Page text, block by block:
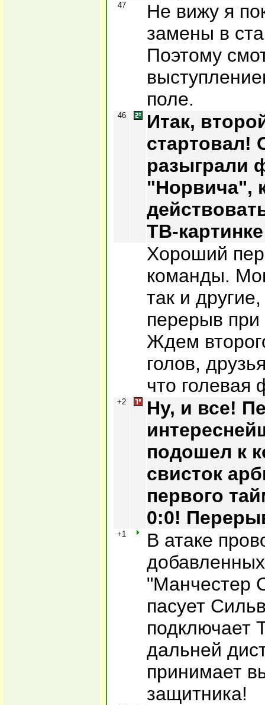
47
Не вижу я
замены в
Поэтому
поле.
46
Итак,
стартовал!
разыграли
"Норвича",
ТВ-
Хороший
команды.
так и
перерыв
Ждем
голов,
что голевая
+2
Ну, и все!
подошел к
свисток
первого
0:0!
+1
В атаке
"Манчестер
пасует
подключает
дальней
принимает
защитника!